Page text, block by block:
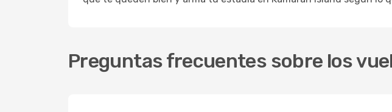
Preguntas frecuentes sobre los